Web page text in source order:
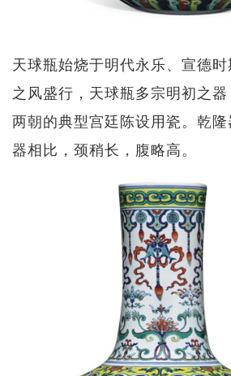
天球瓶始烧于明代永乐、宣德
之风盛行，天球瓶多宗明初之
两朝的典型宫廷陈设用瓷。乾
器相比，颈稍长，腹略高。